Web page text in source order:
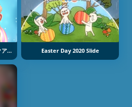
イースター・ファニー・メイクアップ Easter Day 2020 Slide